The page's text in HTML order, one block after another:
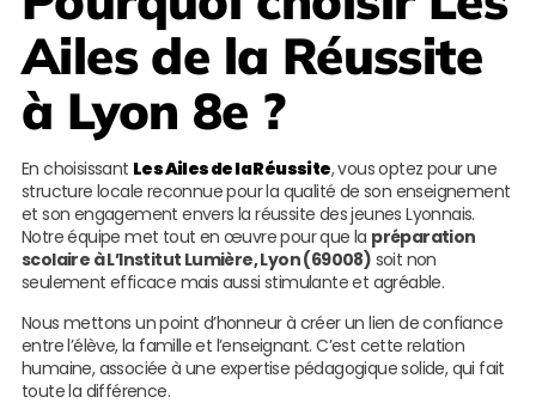
Ailes de la Réussite
à Lyon 8e ?
En choisissant Les Ailes de la Réussite, vous optez pour une
structure locale reconnue pour la qualité de son enseignement
et son engagement envers la réussite des jeunes Lyonnais.
Notre équipe met tout en œuvre pour que la préparation
scolaire à L’Institut Lumière, Lyon (69008) soit non
seulement efficace mais aussi stimulante et agréable.
Nous mettons un point d’honneur à créer un lien de confiance
entre l’élève, la famille et l’enseignant. C’est cette relation
humaine, associée à une expertise pédagogique solide, qui fait
toute la différence.